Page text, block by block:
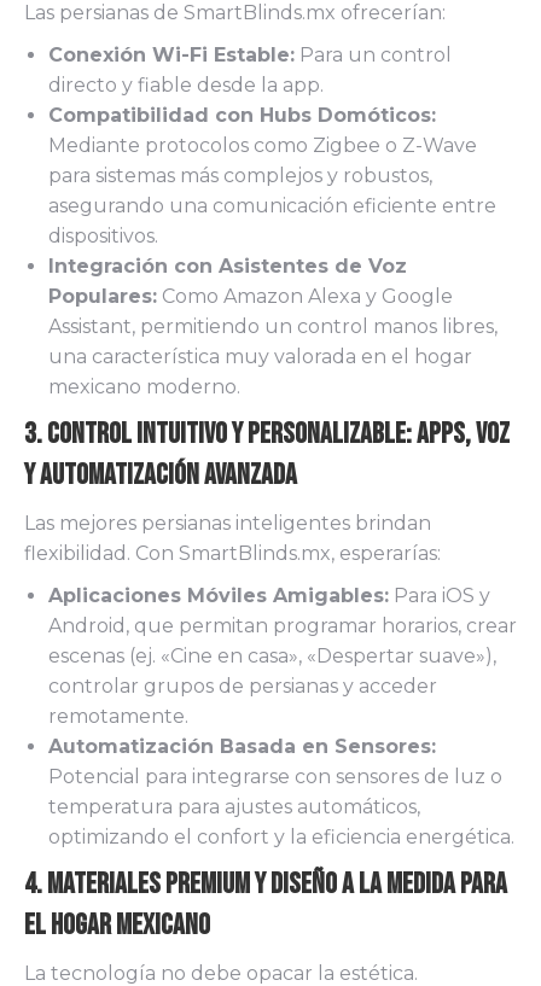
Las persianas de SmartBlinds.mx ofrecerían:
Conexión Wi-Fi Estable: Para un control
directo y fiable desde la app.
Compatibilidad con Hubs Domóticos:
Mediante protocolos como Zigbee o Z-Wave
para sistemas más complejos y robustos,
asegurando una comunicación eficiente entre
dispositivos.
Integración con Asistentes de Voz
Populares: Como Amazon Alexa y Google
Assistant, permitiendo un control manos libres,
una característica muy valorada en el hogar
mexicano moderno.
3. Control Intuitivo y Personalizable: Apps, Voz
y Automatización Avanzada
Las mejores persianas inteligentes brindan
flexibilidad. Con SmartBlinds.mx, esperarías:
Aplicaciones Móviles Amigables: Para iOS y
Android, que permitan programar horarios, crear
escenas (ej. «Cine en casa», «Despertar suave»),
controlar grupos de persianas y acceder
remotamente.
Automatización Basada en Sensores:
Potencial para integrarse con sensores de luz o
temperatura para ajustes automáticos,
optimizando el confort y la eficiencia energética.
4. Materiales Premium y Diseño a la Medida para
el Hogar Mexicano
La tecnología no debe opacar la estética.